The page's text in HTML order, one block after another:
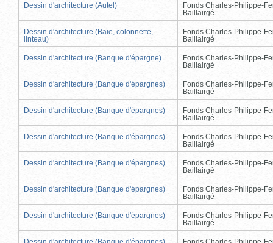
Dessin d'architecture (Autel)
Fonds Charles-Philippe-
Baillairgé
Dessin d'architecture (Baie, colonnette,
linteau)
Fonds Charles-Philippe-
Baillairgé
Dessin d'architecture (Banque d'épargne)
Fonds Charles-Philippe-
Baillairgé
Dessin d'architecture (Banque d'épargnes)
Fonds Charles-Philippe-
Baillairgé
Dessin d'architecture (Banque d'épargnes)
Fonds Charles-Philippe-
Baillairgé
Dessin d'architecture (Banque d'épargnes)
Fonds Charles-Philippe-
Baillairgé
Dessin d'architecture (Banque d'épargnes)
Fonds Charles-Philippe-
Baillairgé
Dessin d'architecture (Banque d'épargnes)
Fonds Charles-Philippe-
Baillairgé
Dessin d'architecture (Banque d'épargnes)
Fonds Charles-Philippe-
Baillairgé